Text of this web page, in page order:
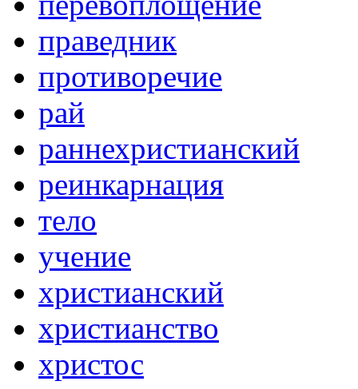
праведник
противоречие
рай
раннехристианский
реинкарнация
тело
учение
христианский
христианство
христос